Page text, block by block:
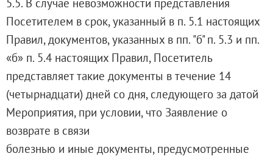
5.5. В случае невозможности представления
Посетителем в срок, указанный в п. 5.1 настоящих
Правил, документов, указанных в пп. "б" п. 5.3 и пп.
«б» п. 5.4 настоящих Правил, Посетитель
представляет такие документы в течение 14
(четырнадцати) дней со дня, следующего за датой
Мероприятия, при условии, что Заявление о
возврате в связи
болезнью и иные документы, предусмотренные